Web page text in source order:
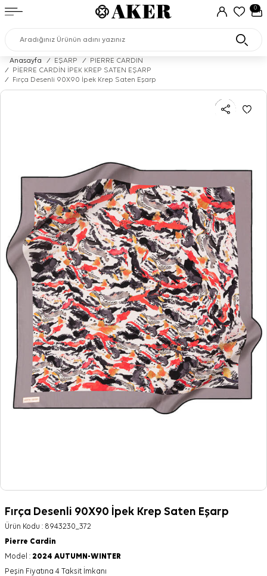
0
Anasayfa / EŞARP /
PIERRE CARDIN
/
PİERRE CARDİN İPEK KREP SATEN EŞARP
/
Fırça Desenli 90X90 İpek Krep Saten Eşarp
Fırça Desenli 90X90 İpek Krep Saten Eşarp
Ürün Kodu : 8943230_372
Pierre Cardin
Model : 2024 AUTUMN-WINTER
Peşin Fiyatına 4 Taksit İmkanı